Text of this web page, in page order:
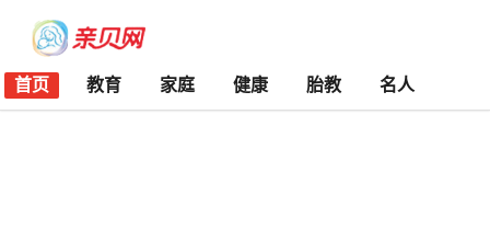
首页 教育 家庭 健康 胎教 名人